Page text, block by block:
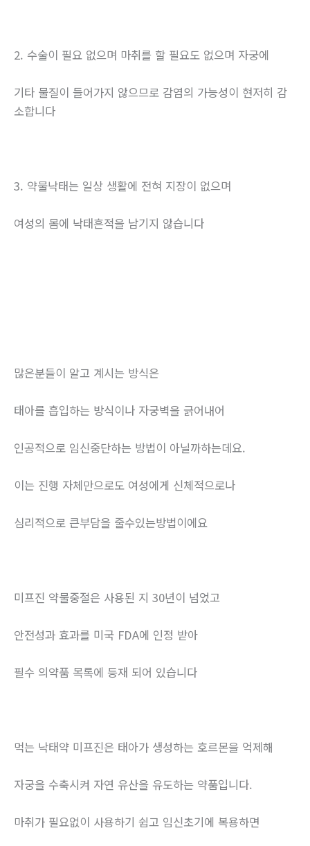
2. 수술이 필요 없으며 마취를 할 필요도 없으며 자궁에
기타 물질이 들어가지 않으므로 감염의 가능성이 현저히 감
소합니다
3. 약물낙태는 일상 생활에 전혀 지장이 없으며
여성의 몸에 낙태흔적을 남기지 않습니다
많은분들이 알고 계시는 방식은
태아를 흡입하는 방식이나 자궁벽을 긁어내어
인공적으로 임신중단하는 방법이 아닐까하는데요.
이는 진행 자체만으로도 여성에게 신체적으로나
심리적으로 큰부담을 줄수있는방법이에요
미프진 약물중절은 사용된 지 30년이 넘었고
안전성과 효과를 미국 FDA에 인정 받아
필수 의약품 목록에 등재 되어 있습니다
먹는 낙태약 미프진은 태아가 생성하는 호르몬을 억제해
자궁을 수축시켜 자연 유산을 유도하는 약품입니다.
마취가 필요없이 사용하기 쉽고 임신초기에 복용하면